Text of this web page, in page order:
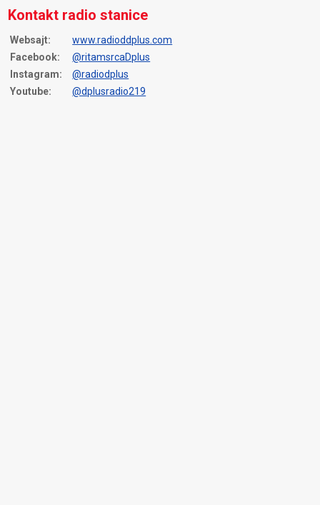
Kontakt radio stanice
Websajt:
www.radioddplus.com
Facebook:
@ritamsrcaDplus
Instagram:
@radiodplus
Youtube:
@dplusradio219